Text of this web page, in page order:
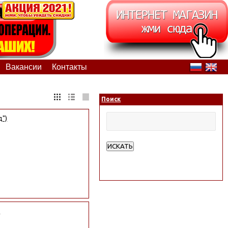
Вакансии Контакты
Поиск
ИСКАТЬ